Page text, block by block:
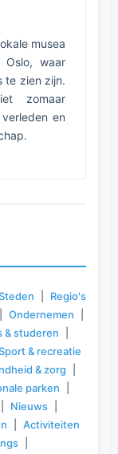
musea
Oslo, waar
te zien zijn.
zomaar
en
Regio's
Ondernemen
& studeren
& recreatie
& zorg
parken
Nieuws
Activiteiten